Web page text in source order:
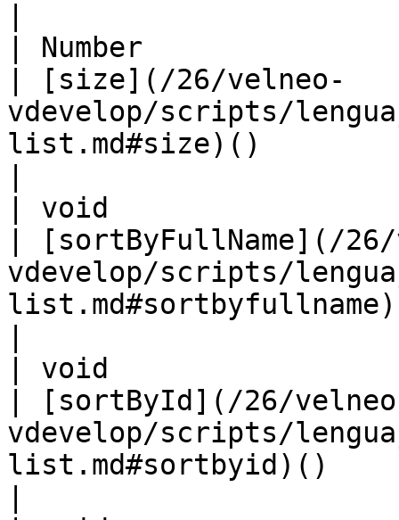
| Number
| [size](/26/velneo-
vdevelop/scripts/
list.md#size)()
| void
| [sortByFullName](/
vdevelop/scripts/
| void
| [sortById](/26/
vdevelop/scripts/
list.md#sortbyid)()